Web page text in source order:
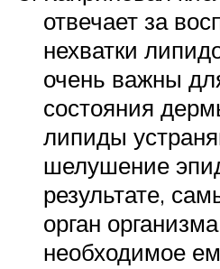
отвечает за
нехватки
очень важны
состояния
липиды
шелушение
результате,
орган
необходимое